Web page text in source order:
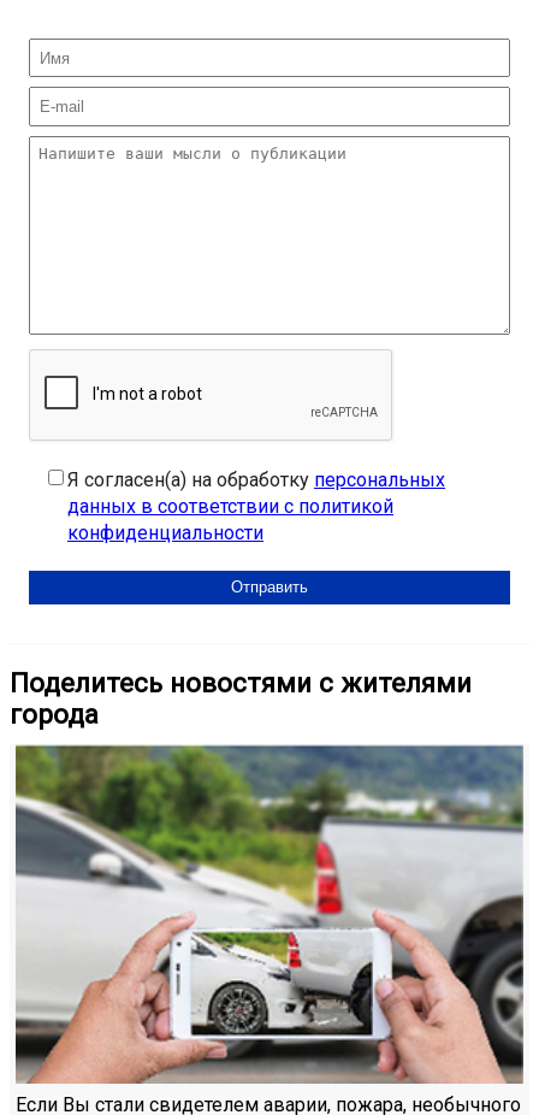
Я согласен(а) на обработку персональных
данных в соответствии с политикой
конфиденциальности
Поделитесь новостями с жителями
города
Если Вы стали свидетелем аварии, пожара, необычного